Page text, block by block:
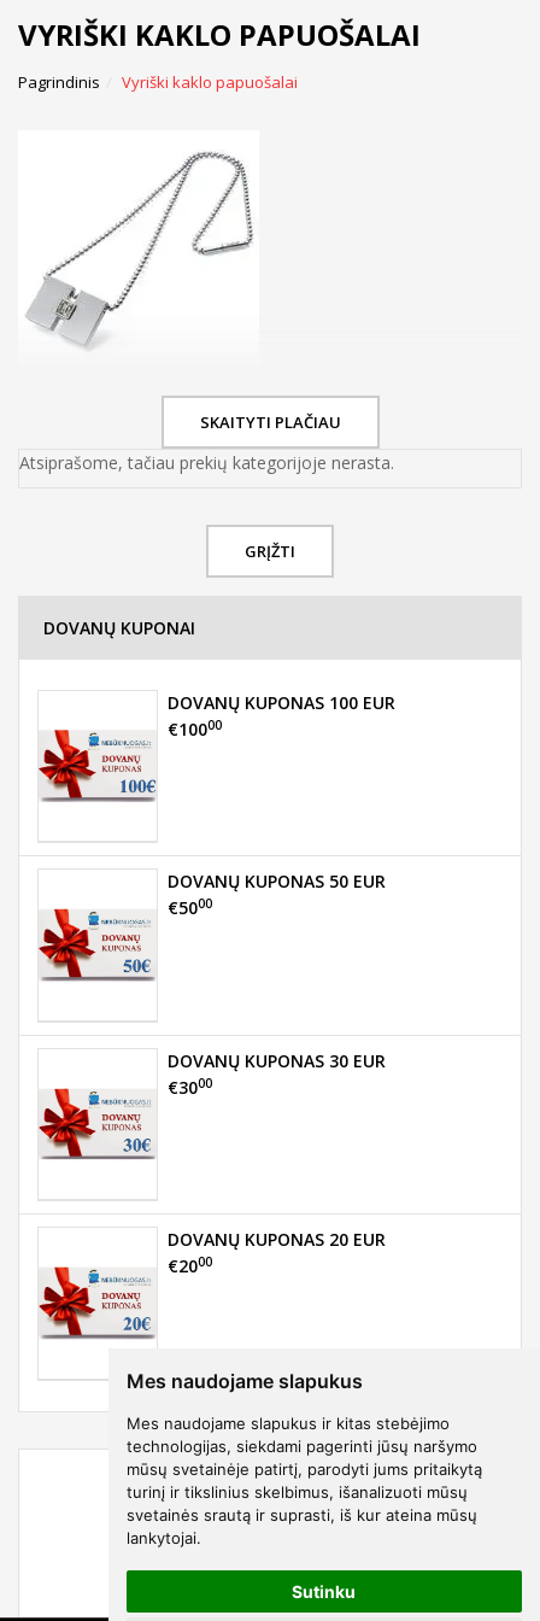
Mes naudojame slapukus
Mes naudojame slapukus ir kitas stebėjimo
technologijas, siekdami pagerinti jūsų naršymo
mūsų svetainėje patirtį, parodyti jums pritaikytą
turinį ir tikslinius skelbimus, išanalizuoti mūsų
svetainės srautą ir suprasti, iš kur ateina mūsų
lankytojai.
Sutinku
VYRIŠKI KAKLO PAPUOŠALAI
Pagrindinis Vyriški kaklo papuošalai
SKAITYTI PLAČIAU
Atsiprašome, tačiau prekių kategorijoje nerasta.
GRĮŽTI
DOVANŲ KUPONAI
DOVANŲ KUPONAS 100 EUR
€10000
DOVANŲ KUPONAS 50 EUR
€5000
DOVANŲ KUPONAS 30 EUR
€3000
DOVANŲ KUPONAS 20 EUR
€2000